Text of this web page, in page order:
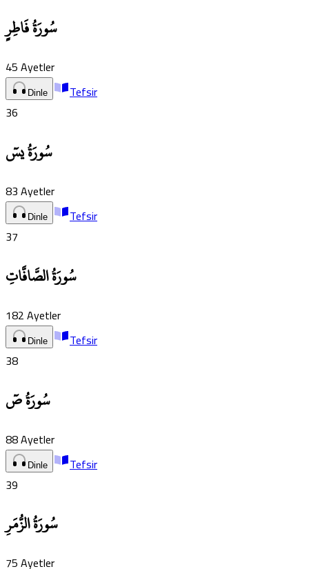
سُورَةُ فَاطِرٍ
45Ayetler
Dinle
Tefsir
36
سُورَةُ يسٓ
83Ayetler
Dinle
Tefsir
37
سُورَةُ الصَّافَّاتِ
182Ayetler
Dinle
Tefsir
38
سُورَةُ صٓ
88Ayetler
Dinle
Tefsir
39
سُورَةُ الزُّمَرِ
75Ayetler